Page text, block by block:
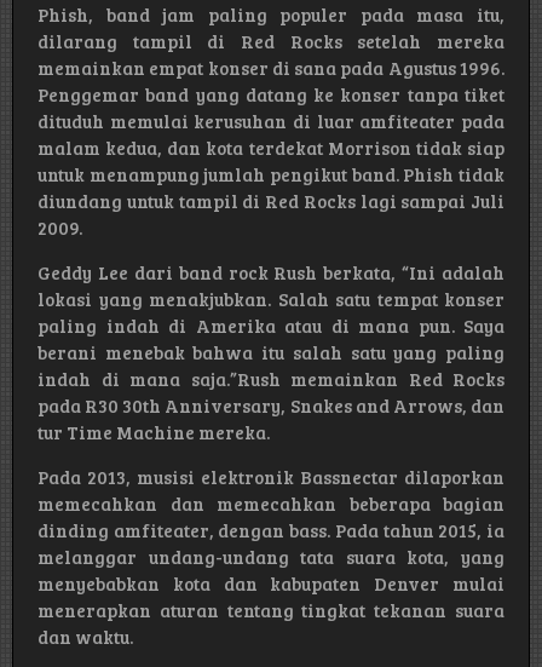
Phish, band jam paling populer pada masa itu,
dilarang tampil di Red Rocks setelah mereka
memainkan empat konser di sana pada Agustus 1996.
Penggemar band yang datang ke konser tanpa tiket
dituduh memulai kerusuhan di luar amfiteater pada
malam kedua, dan kota terdekat Morrison tidak siap
untuk menampung jumlah pengikut band. Phish tidak
diundang untuk tampil di Red Rocks lagi sampai Juli
2009.
Geddy Lee dari band rock Rush berkata, “Ini adalah
lokasi yang menakjubkan. Salah satu tempat konser
paling indah di Amerika atau di mana pun. Saya
berani menebak bahwa itu salah satu yang paling
indah di mana saja.”Rush memainkan Red Rocks
pada R30 30th Anniversary, Snakes and Arrows, dan
tur Time Machine mereka.
Pada 2013, musisi elektronik Bassnectar dilaporkan
memecahkan dan memecahkan beberapa bagian
dinding amfiteater, dengan bass. Pada tahun 2015, ia
melanggar undang-undang tata suara kota, yang
menyebabkan kota dan kabupaten Denver mulai
menerapkan aturan tentang tingkat tekanan suara
dan waktu.